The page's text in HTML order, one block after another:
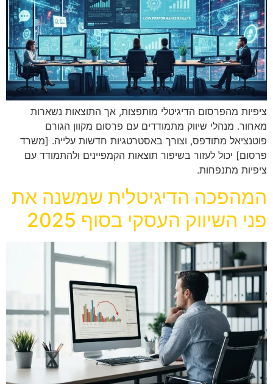
ציפיות מהפרסום הדיגיטלי מותפצות, אך התוצאות נשארות
מאחור. מנהלי שיווק מתמודדים עם פרסום מקוון הגורם
פוטנציאל מתודפס, וצורך באסטרטגיות חדשות עלייה. [משרד
פרסום] יכול לעזור בשיפור תוצאות הקמפיינים ולהתמודד עם
ציפיות מתנפחות.
המהפכה הדיגיטלית שמשנה את
פני השיווק העסקי בסוף 2025